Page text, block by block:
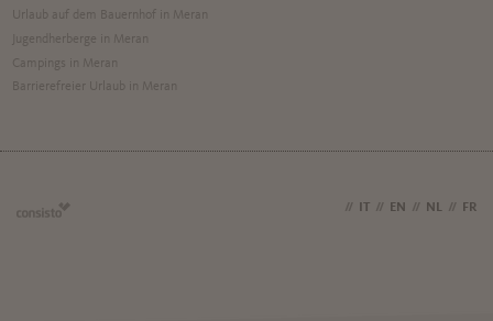
Urlaub auf dem Bauernhof in Meran
Jugendherberge in Meran
Campings in Meran
Barrierefreier Urlaub in Meran
// IT // EN // NL // FR